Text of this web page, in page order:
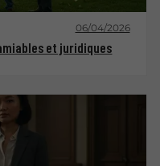
06/04/2026
et juridiques